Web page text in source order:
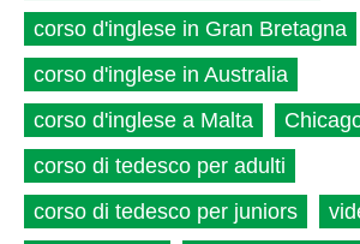
corso d'inglese in Gran Bretagna
corso d'inglese in Australia
corso d'inglese a Malta
corso di tedesco per adulti
corso di tedesco per juniors